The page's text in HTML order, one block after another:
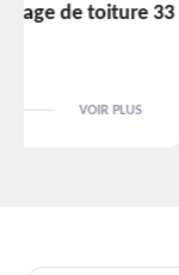
Etanchéité